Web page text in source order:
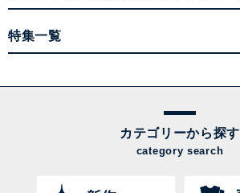
特集一覧
カテゴリーから探す
category search